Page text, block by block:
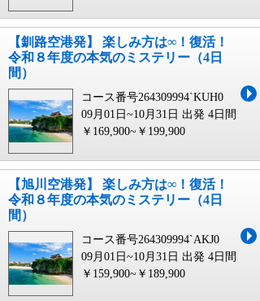
【釧路空港発】 楽しみ方は∞！復活！
令和８年度の本気のミステリー（4日
間）
コース番号264309994`KUH0
09月01日~10月31日 出発 4日間
￥169,900~￥199,900
【旭川空港発】 楽しみ方は∞！復活！
令和８年度の本気のミステリー（4日
間）
コース番号264309994`AKJ0
09月01日~10月31日 出発 4日間
￥159,900~￥189,900